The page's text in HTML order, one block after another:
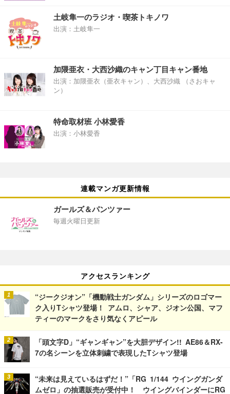
土岐隼一のラジオ・喫茶トキノワ
出演：土岐隼一
加隈亜衣・大西沙織のキャン丁目キャン番地
出演：加隈亜衣（亜衣キャン）、大西沙織 （さおキャ
ン）
特命取材班 小林愛香
出演：小林愛香
連載マンガ更新情報
ガールズ＆パンツァー
毎週火曜日更新
アクセスランキング
“ジークジオン”「機動戦士ガンダム」シリーズのロゴマー
ク入りTシャツ登場！ アムロ、シャア、ジオン公国、マフ
ティーのマークをさり気なくアピール
「頭文字D」“ギャンギャン”を大胆デザイン!! AE86＆RX-
7の名シーンを立体刺繍で表現したTシャツ登場
“未来は見えているはずだ！”「RG 1/144 ウイングガンダ
ムゼロ」の抽選販売が受付中！ ウイングバインダーにRG